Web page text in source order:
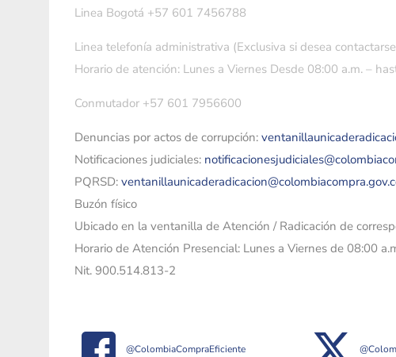
Linea Bogotá +57 601 7456788
Linea telefonía administrativa (Exclusiva si desea
Horario de atención: Lunes a Viernes Desde 08:00 a.m. –
Conmutador +57 601 7956600
Denuncias por actos de corrupción:
Notificaciones judiciales:
PQRSD:
Buzón físico
Ubicado en la ventanilla de Atención / Radicación de
Horario de Atención Presencial: Lunes a Viernes de 08:00
Nit. 900.514.813-2
@ColombiaCompraEficiente